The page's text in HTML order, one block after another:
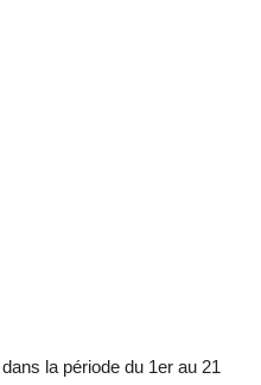
la période du 1er au 21